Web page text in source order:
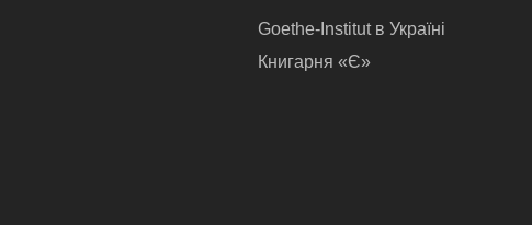
Goethe-Institut в Україні
Книгарня «Є»